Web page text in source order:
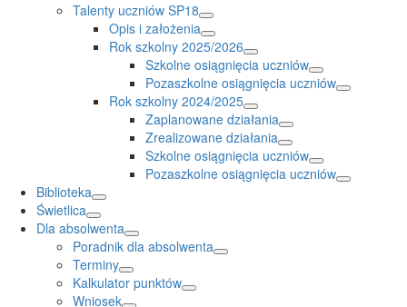
Talenty uczniów SP18
Opis i założenia
Rok szkolny 2025/2026
Szkolne osiągnięcia uczniów
Pozaszkolne osiągnięcia uczniów
Rok szkolny 2024/2025
Zaplanowane działania
Zrealizowane działania
Szkolne osiągnięcia uczniów
Pozaszkolne osiągnięcia uczniów
Biblioteka
Świetlica
Dla absolwenta
Poradnik dla absolwenta
Terminy
Kalkulator punktów
Wniosek